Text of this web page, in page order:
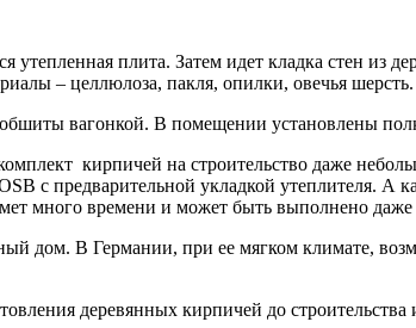
плита. Затем идет кладка стен из
– целлюлоза, пакля, опилки, овечья
вагонкой. В помещении установлены
кирпичей на строительство даже
с предварительной укладкой утеплителя.
много времени и может быть выполнено
дом. В Германии, при ее мягком климате,
деревянных кирпичей до строительства